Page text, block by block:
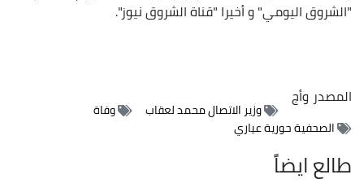
"الشروق اليومي" و أخيرا "قناة الشروق نيوز".
المصدروأج
وزير الاتصال محمد لعقاب
وفاة
الصحفية حورية عياري
طالع ايضاً